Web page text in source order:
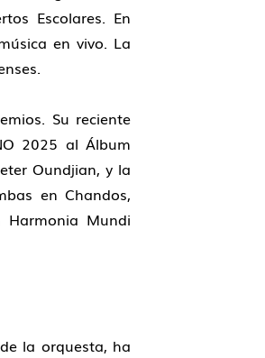
Escolares. En
en vivo. La
Su reciente
2025 al Álbum
Oundjian, y la
en Chandos,
Harmonia Mundi
la orquesta, ha